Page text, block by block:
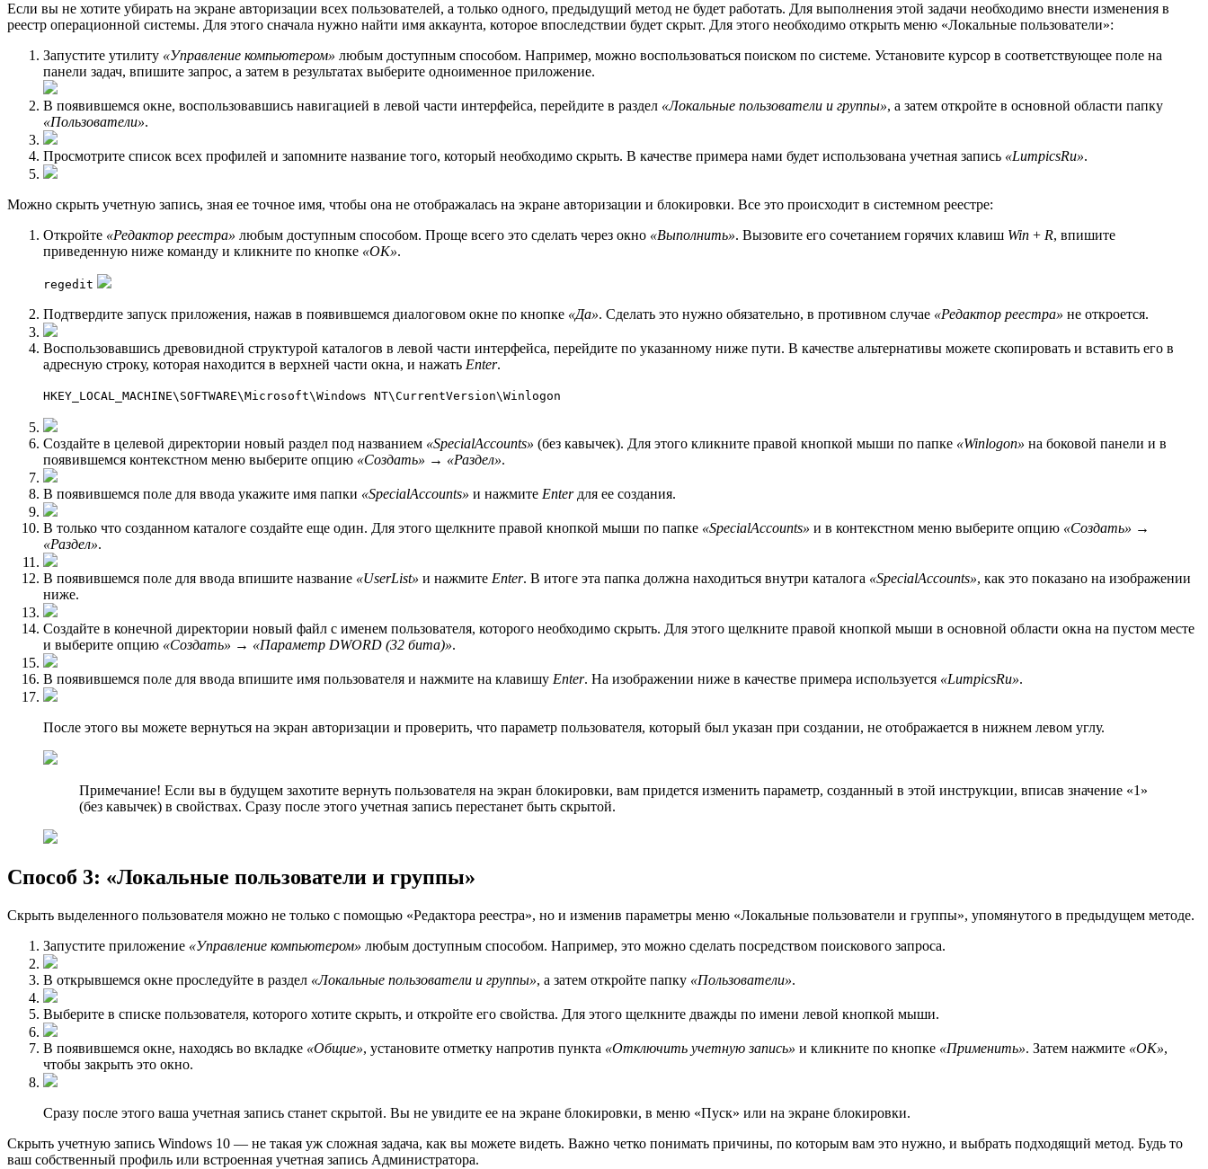
Если вы не хотите убирать на экране авторизации всех пользователей, а только одного, предыдущий метод не будет работать. Для выполнения этой задачи необходимо внести изменения в
реестр операционной системы. Для этого сначала нужно найти имя аккаунта, которое впоследствии будет скрыт. Для этого необходимо открыть меню «Локальные пользователи»:
Запустите утилиту «Управление компьютером» любым доступным способом. Например, можно воспользоваться поиском по системе. Установите курсор в соответствующее поле на
панели задач, впишите запрос, а затем в результатах выберите одноименное приложение.
В появившемся окне, воспользовавшись навигацией в левой части интерфейса, перейдите в раздел «Локальные пользователи и группы», а затем откройте в основной области папку
«Пользователи».
Просмотрите список всех профилей и запомните название того, который необходимо скрыть. В качестве примера нами будет использована учетная запись «LumpicsRu».
Можно скрыть учетную запись, зная ее точное имя, чтобы она не отображалась на экране авторизации и блокировки. Все это происходит в системном реестре:
Откройте «Редактор реестра» любым доступным способом. Проще всего это сделать через окно «Выполнить». Вызовите его сочетанием горячих клавиш Win + R, впишите
приведенную ниже команду и кликните по кнопке «ОК».
regedit
Подтвердите запуск приложения, нажав в появившемся диалоговом окне по кнопке «Да». Сделать это нужно обязательно, в противном случае «Редактор реестра» не откроется.
Воспользовавшись древовидной структурой каталогов в левой части интерфейса, перейдите по указанному ниже пути. В качестве альтернативы можете скопировать и вставить его в
адресную строку, которая находится в верхней части окна, и нажать Enter.
HKEY_LOCAL_MACHINE\SOFTWARE\Microsoft\Windows NT\CurrentVersion\Winlogon
Создайте в целевой директории новый раздел под названием «SpecialAccounts» (без кавычек). Для этого кликните правой кнопкой мыши по папке «Winlogon» на боковой панели и в
появившемся контекстном меню выберите опцию «Создать» → «Раздел».
В появившемся поле для ввода укажите имя папки «SpecialAccounts» и нажмите Enterдля ее создания.
В только что созданном каталоге создайте еще один. Для этого щелкните правой кнопкой мыши по папке «SpecialAccounts» и в контекстном меню выберите опцию «Создать» →
«Раздел».
В появившемся поле для ввода впишите название «UserList» и нажмите Enter. В итоге эта папка должна находиться внутри каталога «SpecialAccounts», как это показано на изображении
ниже.
Создайте в конечной директории новый файл с именем пользователя, которого необходимо скрыть. Для этого щелкните правой кнопкой мыши в основной области окна на пустом месте
и выберите опцию «Создать» → «Параметр DWORD (32 бита)».
В появившемся поле для ввода впишите имя пользователя и нажмите на клавишу Enter. На изображении ниже в качестве примера используется «LumpicsRu».
После этого вы можете вернуться на экран авторизации и проверить, что параметр пользователя, который был указан при создании, не отображается в нижнем левом углу.
Примечание! Если вы в будущем захотите вернуть пользователя на экран блокировки, вам придется изменить параметр, созданный в этой инструкции, вписав значение «1»
(без кавычек) в свойствах. Сразу после этого учетная запись перестанет быть скрытой.
Способ 3: «Локальные пользователи и группы»
Скрыть выделенного пользователя можно не только с помощью «Редактора реестра», но и изменив параметры меню «Локальные пользователи и группы», упомянутого в предыдущем методе.
Запустите приложение «Управление компьютером» любым доступным способом. Например, это можно сделать посредством поискового запроса.
В открывшемся окне проследуйте в раздел «Локальные пользователи и группы», а затем откройте папку «Пользователи».
Выберите в списке пользователя, которого хотите скрыть, и откройте его свойства. Для этого щелкните дважды по имени левой кнопкой мыши.
В появившемся окне, находясь во вкладке «Общие», установите отметку напротив пункта «Отключить учетную запись» и кликните по кнопке «Применить». Затем нажмите «ОК»,
чтобы закрыть это окно.
Сразу после этого ваша учетная запись станет скрытой. Вы не увидите ее на экране блокировки, в меню «Пуск» или на экране блокировки.
Скрыть учетную запись Windows 10 — не такая уж сложная задача, как вы можете видеть. Важно четко понимать причины, по которым вам это нужно, и выбрать подходящий метод. Будь то
ваш собственный профиль или встроенная учетная запись Администратора.